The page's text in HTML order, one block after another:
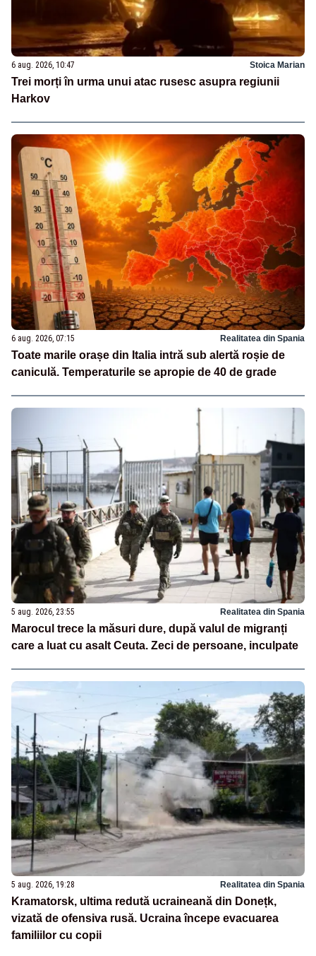
6 aug. 2026, 10:47 Stoica Marian
Trei morți în urma unui atac rusesc asupra regiunii
Harkov
6 aug. 2026, 07:15 Realitatea din Spania
Toate marile orașe din Italia intră sub alertă roșie de
caniculă. Temperaturile se apropie de 40 de grade
5 aug. 2026, 23:55 Realitatea din Spania
Marocul trece la măsuri dure, după valul de migranți
care a luat cu asalt Ceuta. Zeci de persoane, inculpate
5 aug. 2026, 19:28 Realitatea din Spania
Kramatorsk, ultima redută ucraineană din Donețk,
vizată de ofensiva rusă. Ucraina începe evacuarea
familiilor cu copii